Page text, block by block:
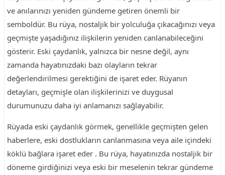
ve anılarınızı yeniden gündeme getiren önemli bir
semboldür. Bu rüya, nostaljik bir yolculuğa çıkacağınızı veya
geçmişte yaşadığınız ilişkilerin yeniden canlanabileceğini
gösterir. Eski çaydanlık, yalnızca bir nesne değil, aynı
zamanda hayatınızdaki bazı olayların tekrar
değerlendirilmesi gerektiğini de işaret eder. Rüyanın
detayları, geçmişle olan ilişkilerinizi ve duygusal
durumunuzu daha iyi anlamanızı sağlayabilir.
Rüyada eski çaydanlık görmek, genellikle geçmişten gelen
haberlere, eski dostlukların canlanmasına veya aile içindeki
köklü bağlara işaret eder . Bu rüya, hayatınızda nostaljik bir
döneme girdiğinizi veya eski bir meselenin tekrar gündeme